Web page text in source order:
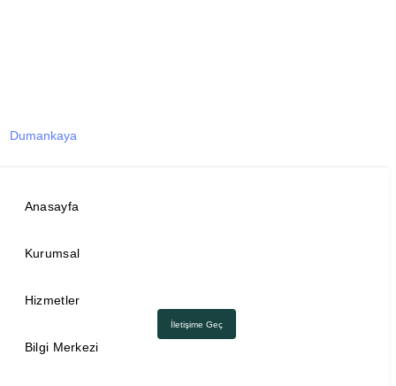
Dumankaya
Anasayfa
Kurumsal
Hizmetler
Bilgi Merkezi
İletişime Geç